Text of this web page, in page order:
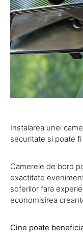
Instalarea unei
securitate si poate
Camerele de bord
exactitate
soferilor fara
economisirea
Cine poate